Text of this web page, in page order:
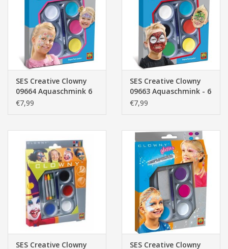
Baby & Peuter
Speelgoed & hobby
Cadeau & feest
Contact/Locatie
Veiligheid
Pasen
SES Creative Clowny
09664 Aquaschmink 6
Kleuren
€7,99
SES Creative Clowny
09663 Aquaschmink - 6
Kleuren
€7,99
SES Creative Clowny
SES Creative Clowny